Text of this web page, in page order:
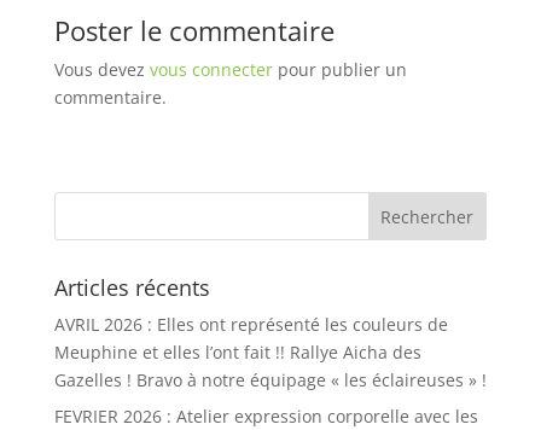
Poster le commentaire
Vous devez vous connecterpour publier un
commentaire.
Articles récents
AVRIL 2026 : Elles ont représenté les couleurs de
Meuphine et elles l’ont fait !! Rallye Aicha des
Gazelles ! Bravo à notre équipage « les éclaireuses » !
FEVRIER 2026 : Atelier expression corporelle avec les